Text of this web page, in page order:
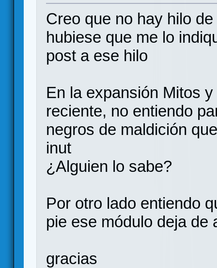
Creo que no hay hilo
hubiese que me lo
post a ese hilo
En la expansión Mitos
reciente, no entiendo
negros de maldición
inut
¿Alguien lo sabe?
Por otro lado entiendo
pie ese módulo deja de
gracias